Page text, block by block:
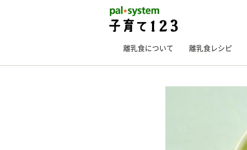
離乳食について 離乳食レシピ